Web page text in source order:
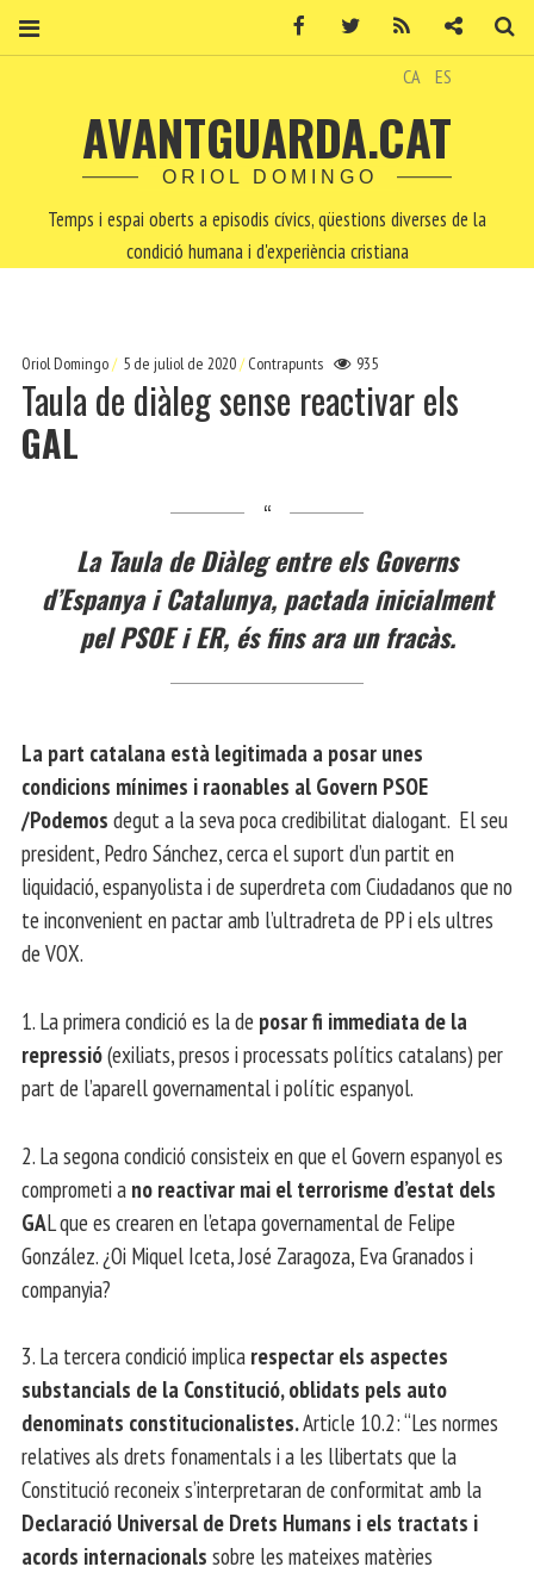
CA ES
AVANTGUARDA.CAT
ORIOL DOMINGO
Temps i espai oberts a episodis cívics, qüestions diverses de la
condició humana i d'experiència cristiana
Oriol Domingo 5 de juliol de 2020 Contrapunts 935
Taula de diàleg sense reactivar els
GAL
La Taula de Diàleg entre els Governs
d’Espanya i Catalunya, pactada inicialment
pel PSOE i ER, és fins ara un fracàs.
La part catalana està legitimada a posar unes
condicions mínimes i raonables al Govern PSOE
/Podemos degut a la seva poca credibilitat dialogant. El seu
president, Pedro Sánchez, cerca el suport d’un partit en
liquidació, espanyolista i de superdreta com Ciudadanos que no
te inconvenient en pactar amb l’ultradreta de PP i els ultres
de VOX.
1. La primera condició es la de posar fi immediata de la
repressió(exiliats, presos i processats polítics catalans) per
part de l’aparell governamental i polític espanyol.
2. La segona condició consisteix en que el Govern espanyol es
comprometi a no reactivar mai el terrorisme d’estat dels
GAL que es crearen en l’etapa governamental de Felipe
González. ¿Oi Miquel Iceta, José Zaragoza, Eva Granados i
companyia?
3. La tercera condició implica respectar els aspectes
substancials de la Constitució, oblidats pels auto
denominats constitucionalistes.Article 10.2: “Les normes
relatives als drets fonamentals i a les llibertats que la
Constitució reconeix s’interpretaran de conformitat amb la
Declaració Universal de Drets Humans i els tractats i
acords internacionals sobre les mateixes matèries
Facebook Twitter Contacte